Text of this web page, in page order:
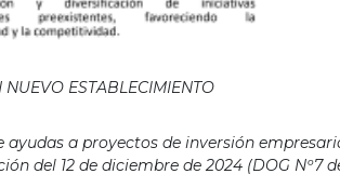
NUEVO ESTABLECIMIENTO
ayudas a proyectos de inversión
del 12 de diciembre de 2024 (DOG Nº7